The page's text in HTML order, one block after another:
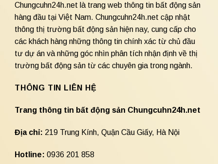
Chungcuhn24h.net là trang web thông tin bất động sản
hàng đầu tại Việt Nam. Chungcuhn24h.net cập nhật
thông thị trường bất động sản hiện nay, cung cấp cho
các khách hàng những thông tin chính xác từ chủ đầu
tư dự án và những góc nhìn phân tích nhận định về thị
trường bất động sản từ các chuyên gia trong ngành.
THÔNG TIN LIÊN HỆ
Trang thông tin bất động sản Chungcuhn24h.net
Địa chỉ: 219 Trung Kính, Quận Cầu Giấy, Hà Nội
Hotline: 0936 201 858